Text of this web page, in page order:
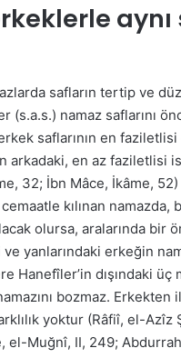
safların tertip ve
(s.a.s.) namaz saflarını
saflarının en
arkadaki, en az faziletlisi
32; İbn Mâce, İkâme,
kılınan
olursa, aralarında
ve yanlarındaki erkeğin
Hanefîler’in dışındaki
bozmaz.
yoktur (Râfiî, el-
el-Muğnî, II, 249;